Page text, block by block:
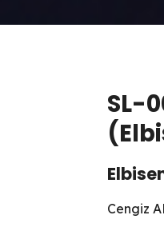
SL-
Cengiz